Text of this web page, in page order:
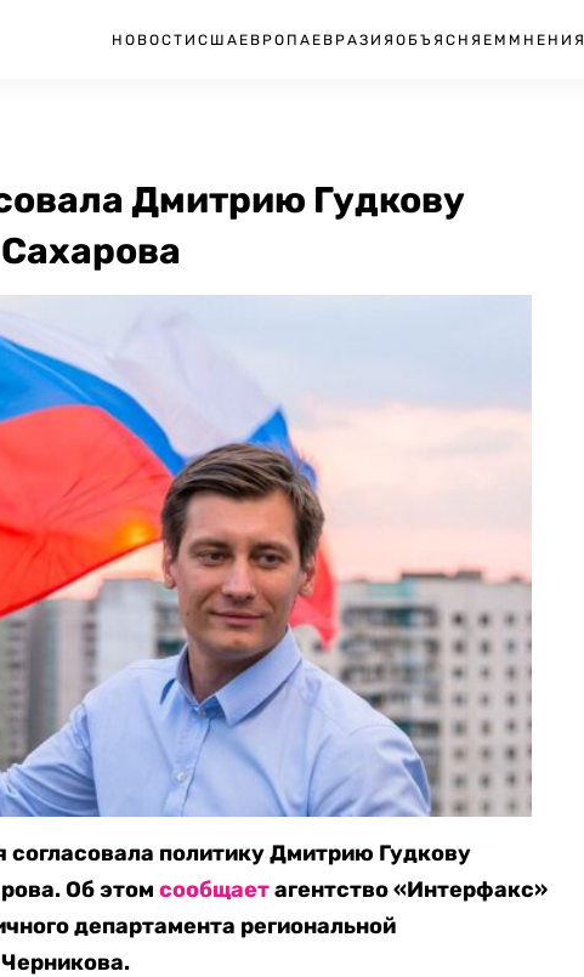
НОВОСТИ США ЕВРОПА ЕВРАЗИЯ ОБЪЯСНЯЕМ МНЕНИЯ
Дмитрию Гудкову
политику Дмитрию Гудкову
Об этомсообщаетагентство «Интерфакс»
департамента региональной